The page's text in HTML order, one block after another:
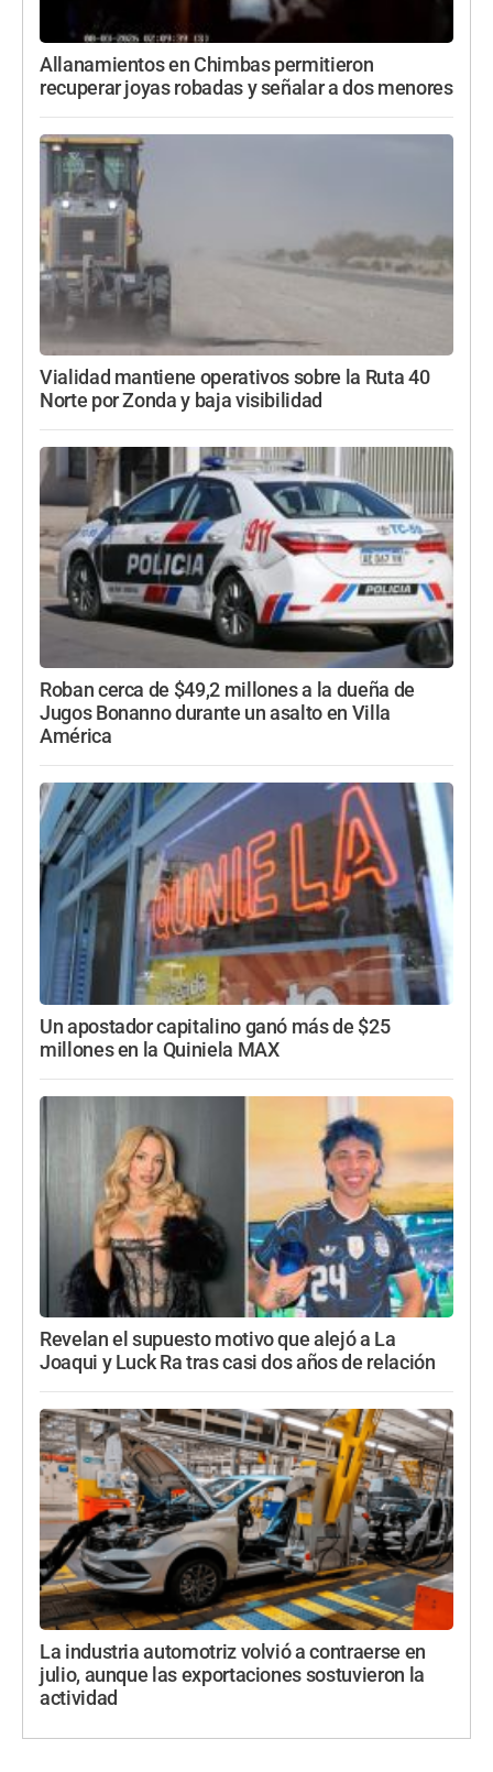
Allanamientos en Chimbas permitieron
recuperar joyas robadas y señalar a dos menores
Vialidad mantiene operativos sobre la Ruta 40
Norte por Zonda y baja visibilidad
Roban cerca de $49,2 millones a la dueña de
Jugos Bonanno durante un asalto en Villa
América
Un apostador capitalino ganó más de $25
millones en la Quiniela MAX
Revelan el supuesto motivo que alejó a La
Joaqui y Luck Ra tras casi dos años de relación
La industria automotriz volvió a contraerse en
julio, aunque las exportaciones sostuvieron la
actividad